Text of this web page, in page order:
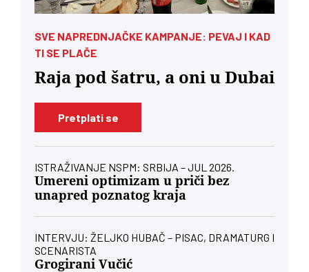
SVE NAPREDNJAČKE KAMPANJE: PEVAJ I KAD
TI SE PLAČE
Raja pod šatru, a oni u Dubai
Pretplati se
ISTRAŽIVANJE NSPM: SRBIJA – JUL 2026.
Umereni optimizam u priči bez
unapred poznatog kraja
INTERVJU: ŽELJKO HUBAČ – PISAC, DRAMATURG I
SCENARISTA
Grogirani Vučić